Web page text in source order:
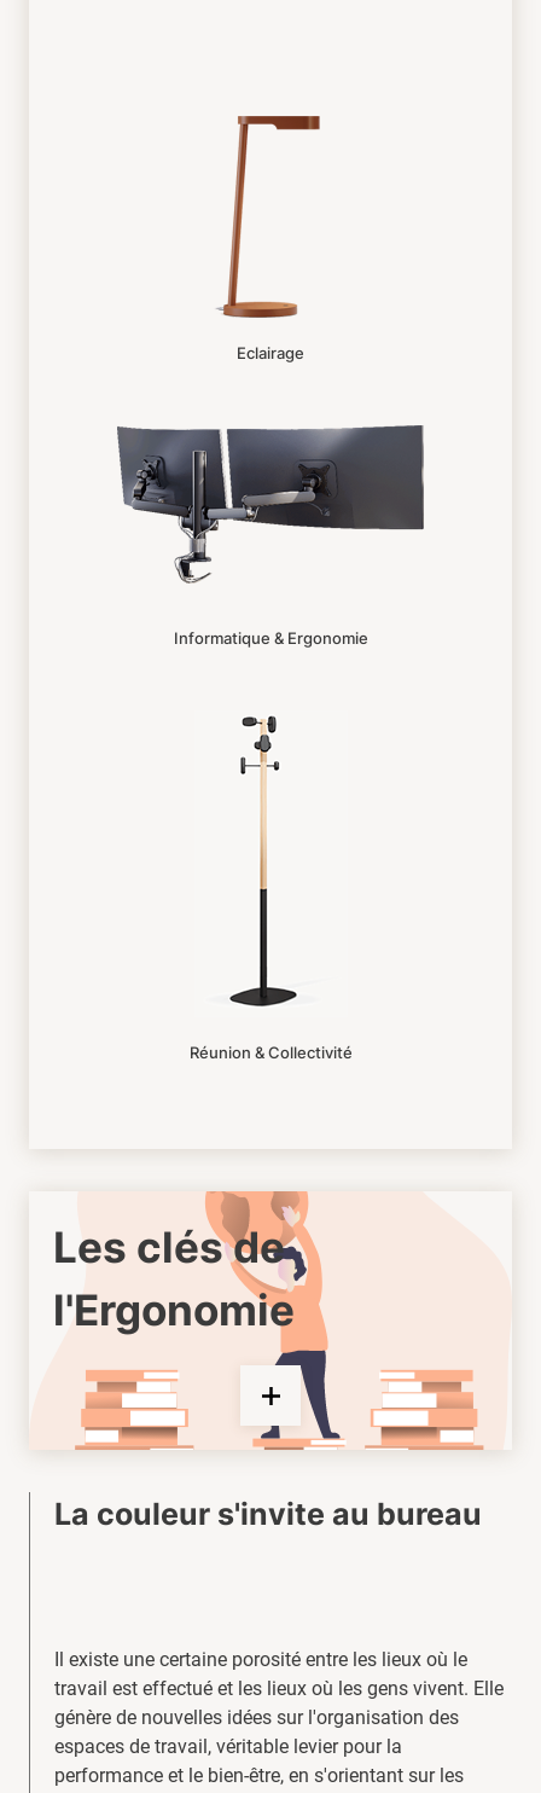
Eclairage
Informatique & Ergonomie
Réunion & Collectivité
Les clés de
l'Ergonomie
La couleur s'invite au bureau
Il existe une certaine porosité entre les lieux où le
travail est effectué et les lieux où les gens vivent. Elle
génère de nouvelles idées sur l'organisation des
espaces de travail, véritable levier pour la
performance et le bien-être, en s'orientant sur les